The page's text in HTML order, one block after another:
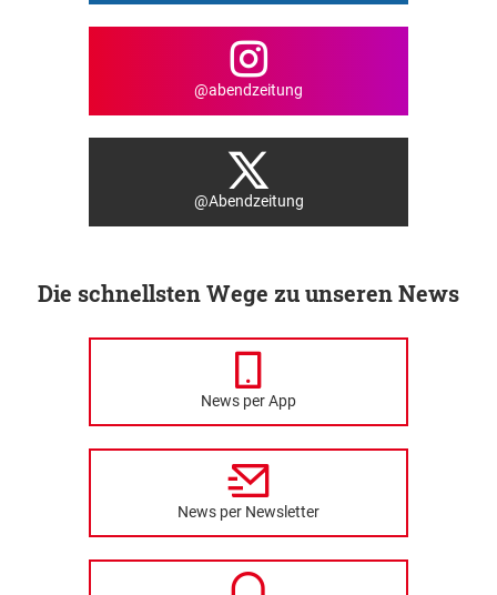
@abendzeitung
@Abendzeitung
Die schnellsten Wege zu unseren News
News per App
News per Newsletter